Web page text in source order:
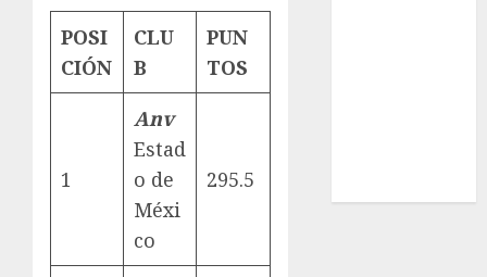
POSI
CIÓN
CLU
B
PUN
TOS
1
Anv
Estad
o de
Méxi
co
295.5